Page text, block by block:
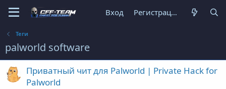
Вход Регистрация
Теги
palworld software
Приватный чит для Palworld | Private Hack for
Palworld